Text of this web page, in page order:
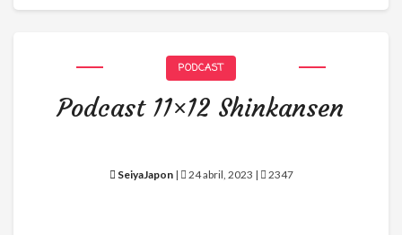
PODCAST
Podcast 11×12 Shinkansen
SeiyaJapon| 24 abril, 2023 | 2347